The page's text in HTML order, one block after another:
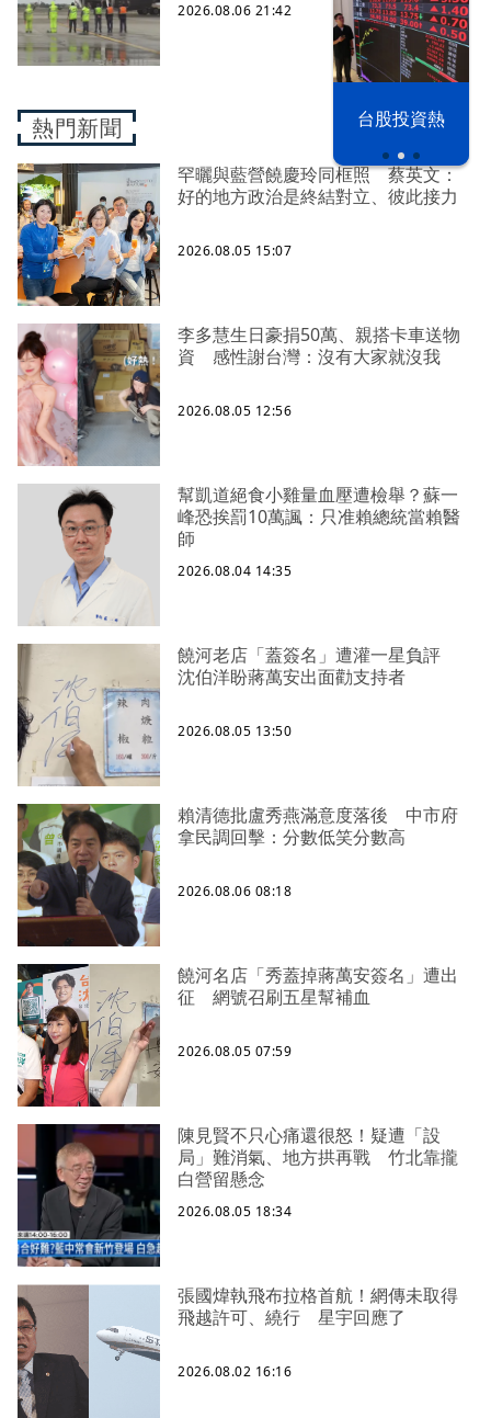
台股投資熱
2026.08.06 21:42
熱門新聞
罕曬與藍營饒慶玲同框照 蔡英文：
好的地方政治是終結對立、彼此接力
2026.08.05 15:07
李多慧生日豪捐50萬、親搭卡車送物
資 感性謝台灣：沒有大家就沒我
2026.08.05 12:56
幫凱道絕食小雞量血壓遭檢舉？蘇一
峰恐挨罰10萬諷：只准賴總統當賴醫
師
2026.08.04 14:35
饒河老店「蓋簽名」遭灌一星負評
沈伯洋盼蔣萬安出面勸支持者
2026.08.05 13:50
賴清德批盧秀燕滿意度落後 中市府
拿民調回擊：分數低笑分數高
2026.08.06 08:18
饒河名店「秀蓋掉蔣萬安簽名」遭出
征 網號召刷五星幫補血
2026.08.05 07:59
陳見賢不只心痛還很怒！疑遭「設
局」難消氣、地方拱再戰 竹北靠攏
白營留懸念
2026.08.05 18:34
張國煒執飛布拉格首航！網傳未取得
飛越許可、繞行 星宇回應了
2026.08.02 16:16